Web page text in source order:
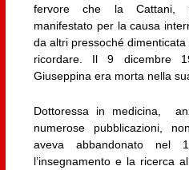
fervore che la Cattani,
manifestato per la causa
da altri pressoché
ricordare. Il 9 dicembre
Giuseppina era morta nella
Dottoressa in medicina,
numerose pubblicazioni,
aveva abbandonato
l’insegnamento e la ricerca